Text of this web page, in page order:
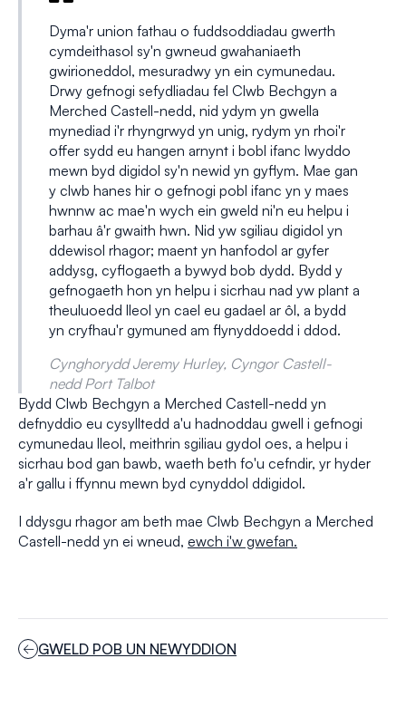
Dyma'r union fathau o fuddsoddiadau gwerth
cymdeithasol sy'n gwneud gwahaniaeth
gwirioneddol, mesuradwy yn ein cymunedau.
Drwy gefnogi sefydliadau fel Clwb Bechgyn a
Merched Castell-nedd, nid ydym yn gwella
mynediad i'r rhyngrwyd yn unig, rydym yn rhoi'r
offer sydd eu hangen arnynt i bobl ifanc lwyddo
mewn byd digidol sy'n newid yn gyflym. Mae gan
y clwb hanes hir o gefnogi pobl ifanc yn y maes
hwnnw ac mae'n wych ein gweld ni'n eu helpu i
barhau â'r gwaith hwn. Nid yw sgiliau digidol yn
ddewisol rhagor; maent yn hanfodol ar gyfer
addysg, cyflogaeth a bywyd bob dydd. Bydd y
gefnogaeth hon yn helpu i sicrhau nad yw plant a
theuluoedd lleol yn cael eu gadael ar ôl, a bydd
yn cryfhau'r gymuned am flynyddoedd i ddod.
Cynghorydd Jeremy Hurley, Cyngor Castell-
nedd Port Talbot
Bydd Clwb Bechgyn a Merched Castell-nedd yn
defnyddio eu cysylltedd a'u hadnoddau gwell i gefnogi
cymunedau lleol, meithrin sgiliau gydol oes, a helpu i
sicrhau bod gan bawb, waeth beth fo'u cefndir, yr hyder
a'r gallu i ffynnu mewn byd cynyddol ddigidol.
I ddysgu rhagor am beth mae Clwb Bechgyn a Merched
Castell-nedd yn ei wneud, ewch i'w gwefan.
GWELD POB UN NEWYDDION